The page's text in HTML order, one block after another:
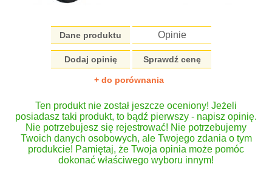
Dane produktu Opinie
Dodaj opinię Sprawdź cenę
+ do porównania
Ten produkt nie został jeszcze oceniony! Jeżeli
posiadasz taki produkt, to bądź pierwszy - napisz opinię.
Nie potrzebujesz się rejestrować! Nie potrzebujemy
Twoich danych osobowych, ale Twojego zdania o tym
produkcie! Pamiętaj, że Twoja opinia może pomóc
dokonać właściwego wyboru innym!